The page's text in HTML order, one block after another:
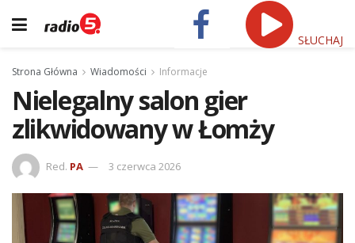
SŁUCHAJ
Strona Główna Wiadomości Informacje
Nielegalny salon gier
zlikwidowany w Łomży
Red. PA 3 czerwca 2026